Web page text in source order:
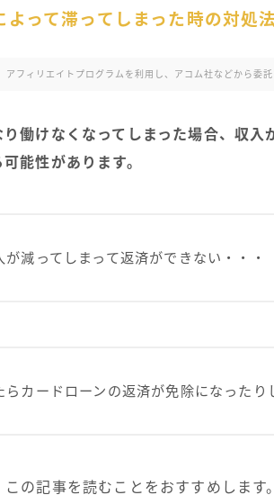
って滞ってしまった時の対処
フィリエイトプログラムを利用し、アコム社などから委託
働けなくなってしまった場合、収
能性があります。
減ってしまって返済ができない・・・
らカードローンの返済が免除になったり
の記事を読むことをおすすめします。